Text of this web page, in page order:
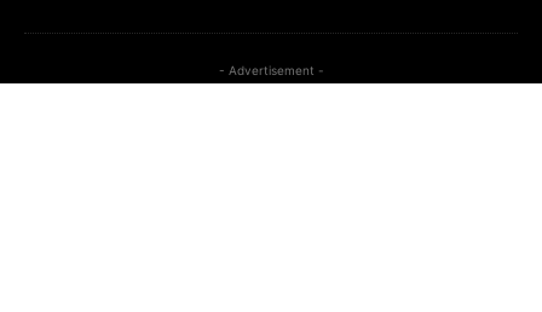
- Advertisement -